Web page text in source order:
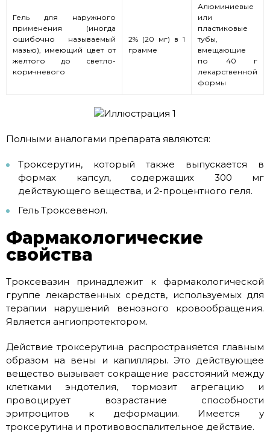
Гель для наружного
применения (иногда
ошибочно называемый
мазью), имеющий цвет от
желтого до светло-
коричневого
2% (20 мг) в 1
грамме
Алюминиевые
или
пластиковые
тубы,
вмещающие
по 40 г
лекарственной
формы
Полными аналогами препарата являются:
Троксерутин, который также выпускается в
формах капсул, содержащих 300 мг
действующего вещества, и 2-процентного геля.
Гель Троксевенол.
Фармакологические
свойства
Троксевазин принадлежит к фармакологической
группе лекарственных средств, используемых для
терапии нарушений венозного кровообращения.
Является ангиопротектором.
Действие троксерутина распространяется главным
образом на вены и капилляры. Это действующее
вещество вызывает сокращение расстояний между
клетками эндотелия, тормозит агрегацию и
провоцирует возрастание способности
эритроцитов к деформации. Имеется у
троксерутина и противовоспалительное действие.